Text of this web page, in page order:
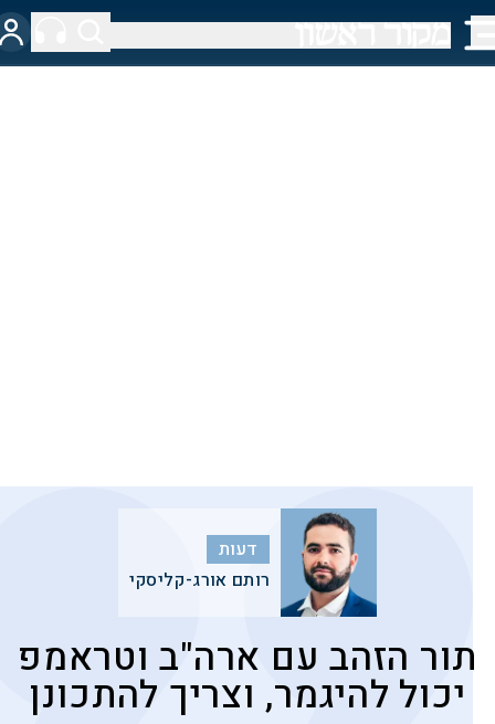
דעות
רותם אורג-קליסקי
תור הזהב עם ארה"ב וטראמפ
יכול להיגמר, וצריך להתכונן